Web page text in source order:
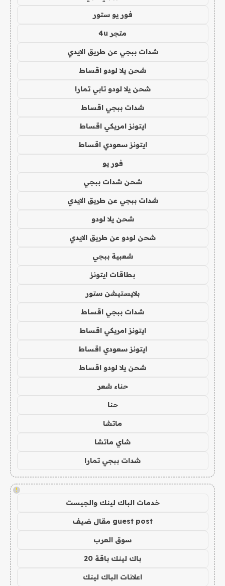
فور يو ستور
متجر 4u
شدات ببجي عن طريق الايدي
شحن يلا لودو اقساط
شحن يلا لودو تابي تمارا
شدات ببجي اقساط
ايتونز امريكي اقساط
ايتونز سعودي اقساط
فور يو
شحن شدات ببجي
شدات ببجي عن طريق الايدي
شحن يلا لودو
شحن لودو عن طريق الايدي
شعبية ببجي
بطاقات ايتونز
بلايستيشن ستور
شدات ببجي اقساط
ايتونز امريكي اقساط
ايتونز سعودي اقساط
شحن يلا لودو اقساط
حناء شعر
حنا
ماتشا
شاي ماتشا
شدات ببجي تمارا
!
خدمات الباك لينك والجيست
guest post مقال ضيف
سوق العرب
باك لينك باقة 20
اعلانات الباك لينك